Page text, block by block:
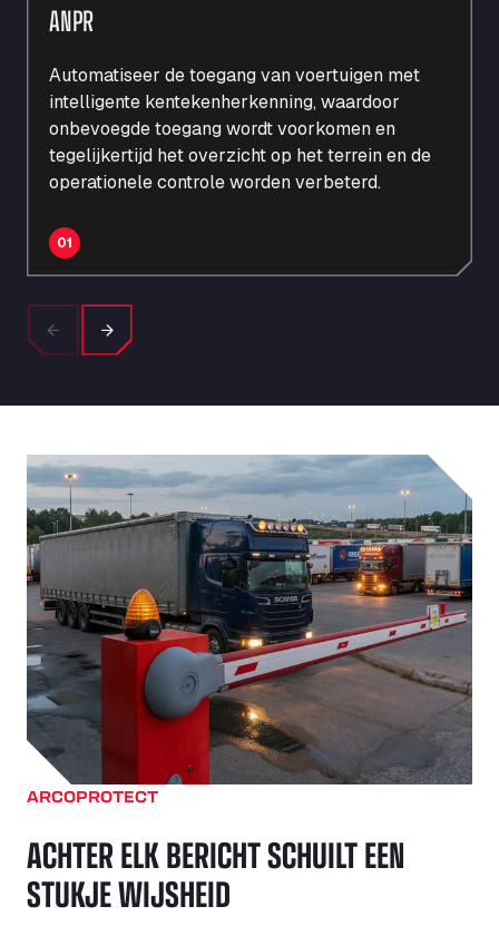
ANPR
Automatiseer de toegang van voertuigen met
intelligente kentekenherkenning, waardoor
onbevoegde toegang wordt voorkomen en
tegelijkertijd het overzicht op het terrein en de
operationele controle worden verbeterd.
01
Previous
Next
ARCOPROTECT
ACHTER ELK BERICHT SCHUILT EEN
STUKJE WIJSHEID